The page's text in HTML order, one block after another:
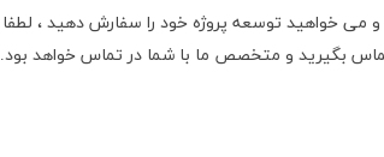
و می خواهید توسعه پروژه خود را سفارش دهید ، لطفا
بگیرید و متخصص ما با شما در تماس خواهد بود.